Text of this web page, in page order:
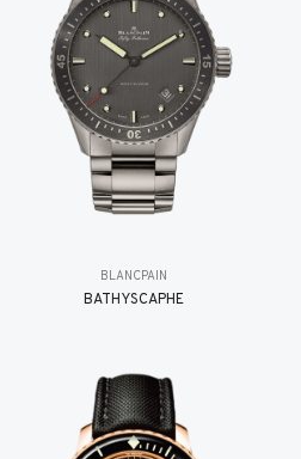
BLANCPAIN
BATHYSCAPHE